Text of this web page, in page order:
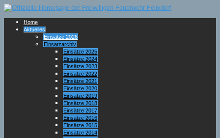
Home
Aktuelles
Einsätze 2026
Einsatzarchiv
Einsätze 2025
Einsätze 2024
Einsätze 2023
Einsätze 2022
Einsätze 2021
Einsätze 2020
Einsätze 2019
Einsätze 2018
Einsätze 2017
Einsätze 2016
Einsätze 2015
Einsätze 2014